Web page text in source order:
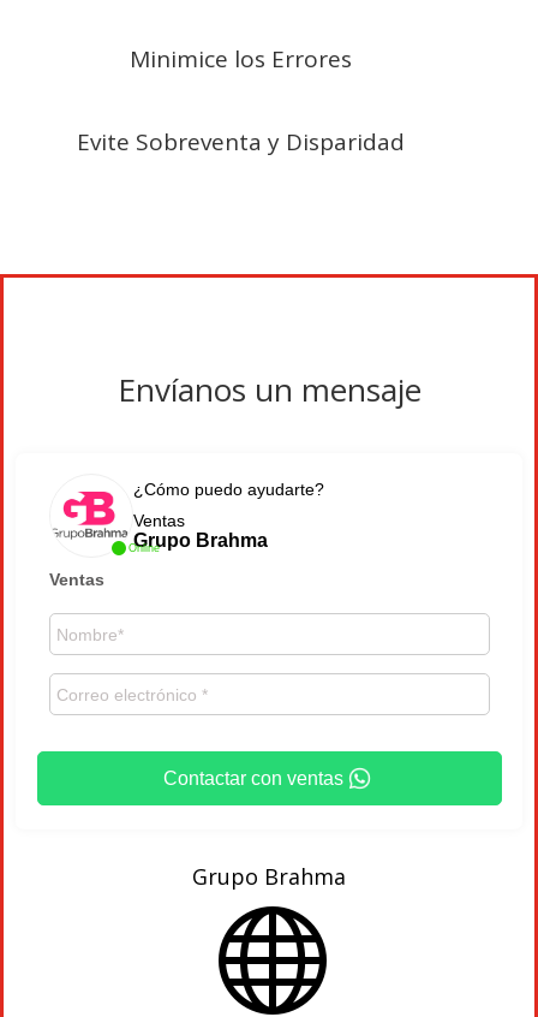
Minimice los Errores
Evite Sobreventa y Disparidad
Envíanos un mensaje
Online
¿Cómo puedo ayudarte?
Ventas
Grupo Brahma
Ventas
Contactar con ventas
Grupo Brahma
